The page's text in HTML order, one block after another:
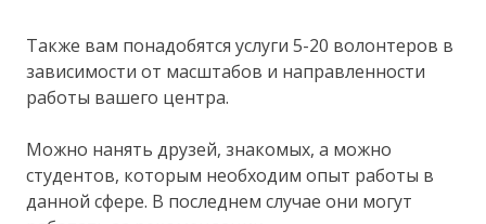
Также вам понадобятся услуги 5-20 волонтеров в
зависимости от масштабов и направленности
работы вашего центра.
Можно нанять друзей, знакомых, а можно
студентов, которым необходим опыт работы в
данной сфере. В последнем случае они могут